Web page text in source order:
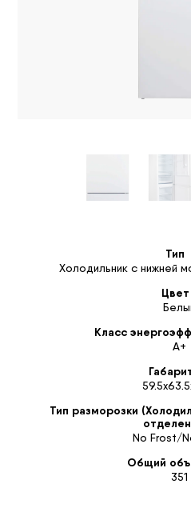
Тип
Холодильник с нижней
Цвет
Класс
А+
Тип разморозки
No Frost/
Общий
351